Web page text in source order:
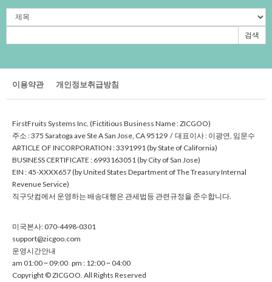
검색
이용약관 개인정보취급방침
FirstFruitsSystemsInc.(FictitiousBusinessName:ZICGOO)
주소:375SaratogaaveSteASanJose,CA95129/대표이사:이광연,임문수
ARTICLEOFINCORPORATION:3391991(byStateofCalifornia)
BUSINESSCERTIFICATE:6993163051(byCityofSanJose)
EIN:45-XXXX657(byUnitedStatesDepartmentofTheTreasuryInternal
RevenueService)
직구닷컴에서운영하는배송대행은관세법등관련규정을준수합니다.
미국본사:070-4498-0301
support@zicgoo.com
운영시간안내
am01:00~09:00pm:12:00~04:00
Copyright©ZICGOO.AllRightsReserved